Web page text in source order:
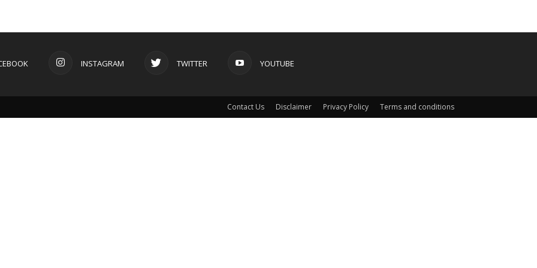
INSTAGRAM TWITTER YOUTUBE
Contact Us Disclaimer Privacy Policy Terms and conditions